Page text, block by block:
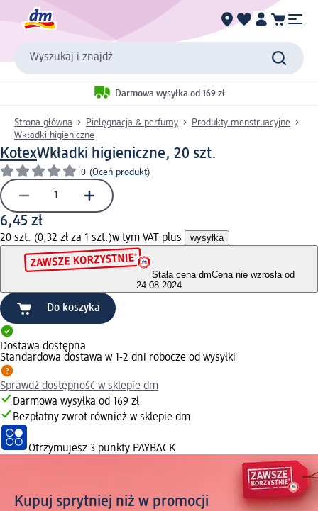
Wyszukaj i znajdź
Darmowa wysyłka od 169 zł
Strona główna Pielęgnacja & perfumy
Produkty menstruacyjne
Wkładki higieniczne
KotexWkładki higieniczne, 20 szt.
0 (Oceń produkt)
6,45 zł
20 szt. (0,32 zł za 1 szt.)w tym VAT plus wysyłka
Stała cena dmCena nie wzrosła od
24.08.2024
Do koszyka
Dostawa dostępna
Standardowa dostawa w 1-2 dni robocze od wysyłki
Sprawdź dostępność w sklepie dm
Darmowa wysyłka od 169 zł
Bezpłatny zwrot również w sklepie dm
Otrzymujesz 3 punkty PAYBACK
Kupuj sprytniej niż w promocji